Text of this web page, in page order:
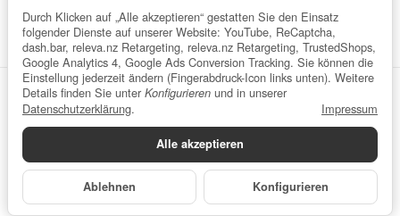
Datenschutz AGB Impressum
Widerrufsrecht
Batteriegesetzhinweise
Verpackungshinweise
Datenschutzerklärung•Impressum
*Alle Preise inkl. gesetzlicher USt., zzgl.Versand
© wefaru
Powered byJTL-Shop
ecomDATA LiteSpeed Cache
Made with♥by eRock Marketing
Durch Klicken auf „Alle akzeptieren“ gestatten Sie den Einsatz
folgender Dienste auf unserer Website: YouTube, ReCaptcha,
dash.bar, releva.nz Retargeting, releva.nz Retargeting, TrustedShops,
Google Analytics 4, Google Ads Conversion Tracking. Sie können die
Einstellung jederzeit ändern (Fingerabdruck-Icon links unten). Weitere
Details finden Sie unter Konfigurieren und in unserer
Datenschutzerklärung. Impressum
Alle akzeptieren
Ablehnen Konfigurieren